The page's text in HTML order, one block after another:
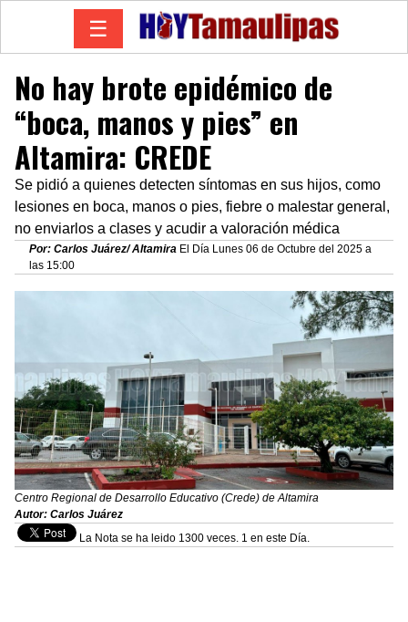
☰
No hay brote epidémico de
“boca, manos y pies” en
Altamira: CREDE
Se pidió a quienes detecten síntomas en sus hijos, como
lesiones en boca, manos o pies, fiebre o malestar general,
no enviarlos a clases y acudir a valoración médica
Por: Carlos Juárez/ Altamira El Día Lunes 06 de Octubre del 2025 a
las 15:00
Centro Regional de Desarrollo Educativo (Crede) de Altamira
Autor: Carlos Juárez
La Nota se ha leido 1300 veces. 1 en este Día.